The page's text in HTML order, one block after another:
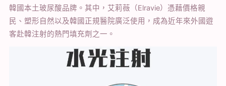
韓國本土玻尿酸品牌。其中，艾莉薇（Elravie）憑藉價格親
民、塑形自然以及韓國正規醫院廣泛使用，成為近年來外國遊
客赴韓注射的熱門填充劑之一。